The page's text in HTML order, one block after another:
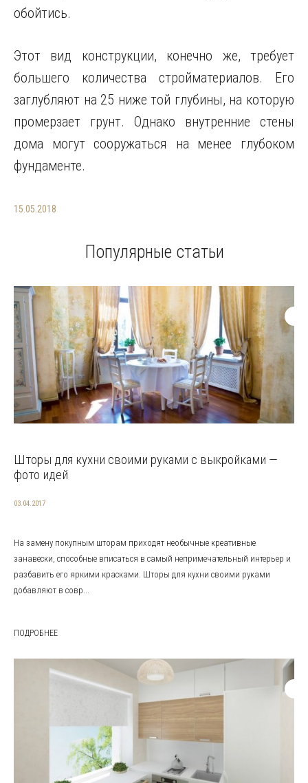
обойтись.
Этот вид конструкции, конечно же, требует
большего количества стройматериалов. Его
заглубляют на 25 ниже той глубины, на которую
промерзает грунт. Однако внутренние стены
дома могут сооружаться на менее глубоком
фундаменте.
15.05.2018
Популярные статьи
Шторы для кухни своими руками с выкройками —
фото идей
03.04.2017
На замену покупным шторам приходят необычные креативные
занавески, способные вписаться в самый непримечательный интерьер и
разбавить его яркими красками. Шторы для кухни своими руками
добавляют в совр...
ПОДРОБНЕЕ